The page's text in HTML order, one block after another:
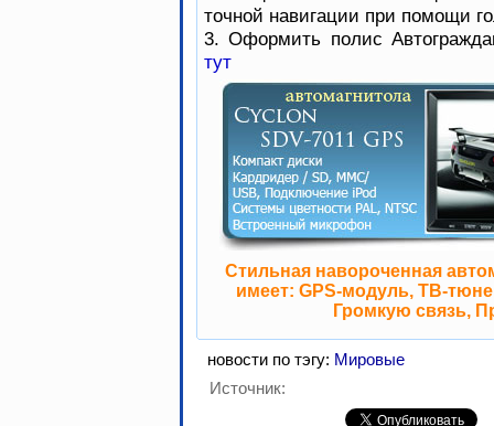
точной навигации при помощи
3. Оформить полис
тут
Стильная навороченная
имеет: GPS-модуль, ТВ-
Громкую связь,
новости по тэгу: Мировые
Источник: